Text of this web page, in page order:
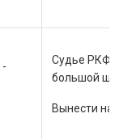
-
Судье РКФ-
большой
Вынести на